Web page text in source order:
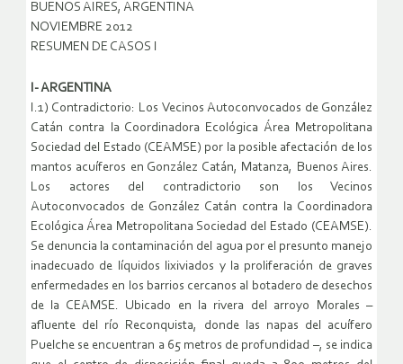
BUENOS AIRES, ARGENTINA
NOVIEMBRE 2012
RESUMEN DE CASOS I
I- ARGENTINA
I.1) Contradictorio: Los Vecinos Autoconvocados de González
Catán contra la Coordinadora Ecológica Área Metropolitana
Sociedad del Estado (CEAMSE) por la posible afectación de los
mantos acuíferos en González Catán, Matanza, Buenos Aires.
Los actores del contradictorio son los Vecinos
Autoconvocados de González Catán contra la Coordinadora
Ecológica Área Metropolitana Sociedad del Estado (CEAMSE).
Se denuncia la contaminación del agua por el presunto manejo
inadecuado de líquidos lixiviados y la proliferación de graves
enfermedades en los barrios cercanos al botadero de desechos
de la CEAMSE. Ubicado en la rivera del arroyo Morales –
afluente del río Reconquista, donde las napas del acuífero
Puelche se encuentran a 65 metros de profundidad –, se indica